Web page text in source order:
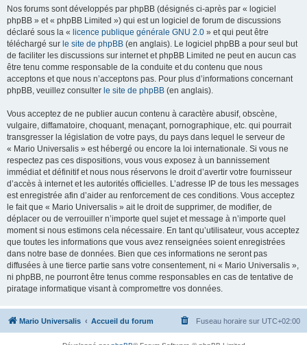
Nos forums sont développés par phpBB (désignés ci-après par « logiciel
phpBB » et « phpBB Limited ») qui est un logiciel de forum de discussions
déclaré sous la « licence publique générale GNU 2.0 » et qui peut être
téléchargé sur le site de phpBB (en anglais). Le logiciel phpBB a pour seul but
de faciliter les discussions sur internet et phpBB Limited ne peut en aucun cas
être tenu comme responsable de la conduite et du contenu que nous
acceptons et que nous n’acceptons pas. Pour plus d’informations concernant
phpBB, veuillez consulter le site de phpBB (en anglais).
Vous acceptez de ne publier aucun contenu à caractère abusif, obscène,
vulgaire, diffamatoire, choquant, menaçant, pornographique, etc. qui pourrait
transgresser la législation de votre pays, du pays dans lequel le serveur de
« Mario Universalis » est hébergé ou encore la loi internationale. Si vous ne
respectez pas ces dispositions, vous vous exposez à un bannissement
immédiat et définitif et nous nous réservons le droit d’avertir votre fournisseur
d’accès à internet et les autorités officielles. L’adresse IP de tous les messages
est enregistrée afin d’aider au renforcement de ces conditions. Vous acceptez
le fait que « Mario Universalis » ait le droit de supprimer, de modifier, de
déplacer ou de verrouiller n’importe quel sujet et message à n’importe quel
moment si nous estimons cela nécessaire. En tant qu’utilisateur, vous acceptez
que toutes les informations que vous avez renseignées soient enregistrées
dans notre base de données. Bien que ces informations ne seront pas
diffusées à une tierce partie sans votre consentement, ni « Mario Universalis »,
ni phpBB, ne pourront être tenus comme responsables en cas de tentative de
piratage informatique visant à compromettre vos données.
Mario Universalis Accueil du forum Fuseau horaire sur UTC+02:00